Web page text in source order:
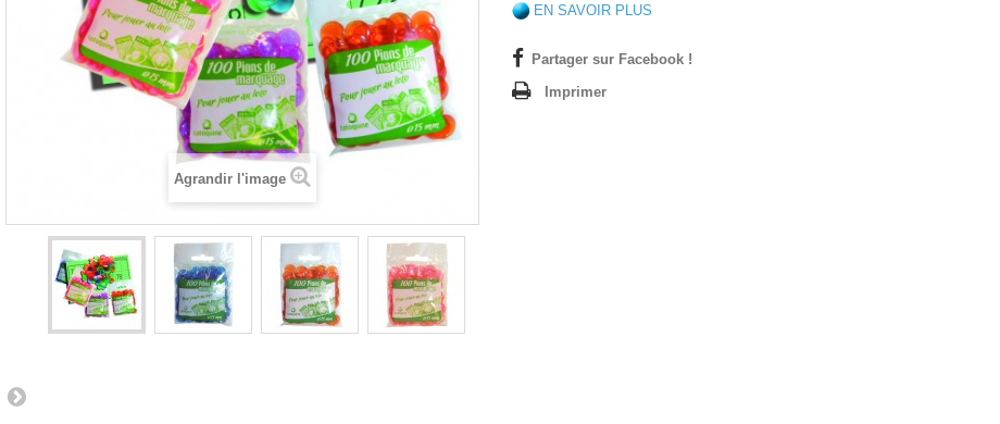
Agrandir l'image
EN SAVOIR PLUS
Partager sur Facebook !
Imprimer